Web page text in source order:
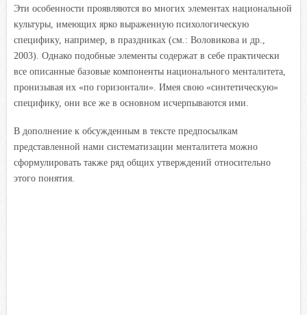
Эти особенности проявляются во многих элементах национальной
культуры, имеющих ярко выраженную психологическую
специфику, например, в праздниках (см.: Воловикова и др.,
2003). Однако подобные элементы содержат в себе практически
все описанные базовые компоненты национального менталитета,
пронизывая их «по горизонтали». Имея свою «синтетическую»
специфику, они все же в основном исчерпываются ими.
В дополнение к обсужденным в тексте предпосылкам
представленной нами систематизации менталитета можно
сформулировать также ряд общих утверждений относительно
этого понятия.